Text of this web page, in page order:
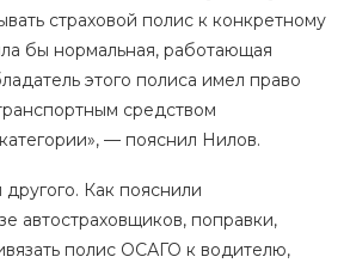
страховой полис к конкретному
бы нормальная, работающая
этого полиса имел право
средством
— пояснил Нилов.
Как пояснили
автостраховщиков, поправки,
полис ОСАГО к водителю,